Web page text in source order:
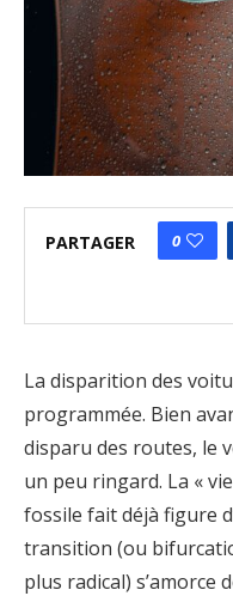
PARTAGER 0
La disparition des
programmée. Bien
disparu des routes, le
un peu ringard. La «
fossile fait déjà figure
transition (ou
plus radical) s’amorce